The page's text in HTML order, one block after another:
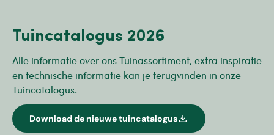
Tuincatalogus 2026
Alle informatie over ons Tuinassortiment, extra inspiratie
en technische informatie kan je terugvinden in onze
Tuincatalogus.
Download de nieuwe tuincatalogusdownload